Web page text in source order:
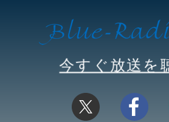
今すぐ放送を